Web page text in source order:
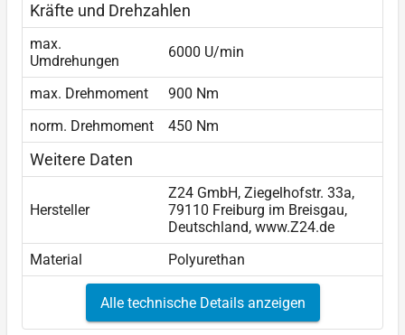
Kräfte und Drehzahlen
max.
Umdrehungen
6000 U/min
max. Drehmoment
900 Nm
norm. Drehmoment
450 Nm
Weitere Daten
Hersteller
Z24 GmbH, Ziegelhofstr. 33a,
79110 Freiburg im Breisgau,
Deutschland, www.Z24.de
Material
Polyurethan
Alle technische Details anzeigen